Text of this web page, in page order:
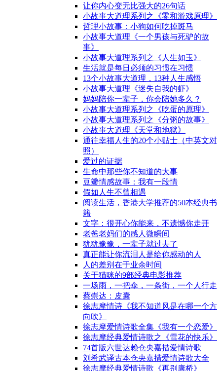
让你内心变无比强大的26句话
小故事大道理系列之《零和游戏原理》
哲理小故事：小狗如何吃掉斑马
小故事大道理《一个男孩与死驴的故
事》
小故事大道理系列之《人生如玉》
生活就是每日必须的习惯在习惯
13个小故事大道理，13种人生感悟
小故事大道理《迷失自我的虾》
妈妈陪你一辈子，你会陪她多久？
小故事大道理系列之《吃蛋的原理》
小故事大道理系列之《分粥的故事》
小故事大道理《天堂和地狱》
通往幸福人生的20个小贴士（中英文对
照）
爱过的证据
生命中那些你不知道的大事
豆瓣情感故事：我有一段情
假如人生不曾相遇
阅读生活，香港大学推荐的50本经典书
籍
文字：很开心你能来，不遗憾你走开
老爸老妈们的感人微瞬间
犹犹豫豫，一辈子就过去了
真正能让你流泪人是给你感动的人
人的差别在于业余时间
关于猫咪的9部经典电影推荐
一场雨，一把伞，一条街，一个人行走
蔡崇达：皮囊
徐志摩情诗《我不知道风是在哪一个方
向吹》
徐志摩爱情诗歌全集《我有一个恋爱》
徐志摩经典爱情诗歌之《雪花的快乐》
74首版六世达赖仓央嘉措爱情诗歌
刘希武译古本仓央嘉措爱情诗歌大全
徐志摩经典爱情诗歌《再别康桥》